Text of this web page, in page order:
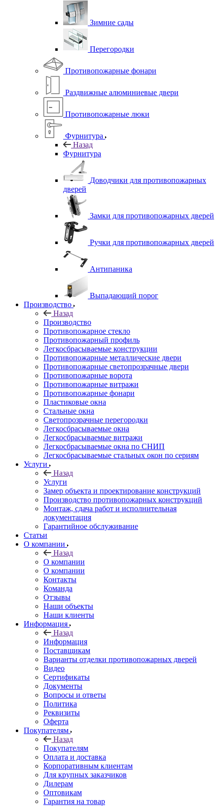
Зимние сады
Перегородки
Противопожарные фонари
Раздвижные алюминиевые двери
Противопожарные люки
Фурнитура
Назад
Фурнитура
Доводчики для противопожарных
дверей
Замки для противопожарных дверей
Ручки для противопожарных дверей
Антипаника
Выпадающий порог
Производство
Назад
Производство
Противопожарное стекло
Противопожарный профиль
Легкосбрасываемые конструкции
Противопожарные металлические двери
Противопожарные светопрозрачные двери
Противопожарные ворота
Противопожарные витражи
Противопожарные фонари
Пластиковые окна
Стальные окна
Светопрозрачные перегородки
Легкосбрасываемые окна
Легкосбрасываемые витражи
Легкосбрасываемые окна по СНИП
Легкосбрасываемые стальных окон по сериям
Услуги
Назад
Услуги
Замер объекта и проектирование конструкций
Производство противопожарных конструкций
Монтаж, сдача работ и исполнительная
документация
Гарантийное обслуживание
Статьи
О компании
Назад
О компании
О компании
Контакты
Команда
Отзывы
Наши объекты
Наши клиенты
Информация
Назад
Информация
Поставщикам
Варианты отделки противопожарных дверей
Видео
Сертификаты
Документы
Вопросы и ответы
Политика
Реквизиты
Оферта
Покупателям
Назад
Покупателям
Оплата и доставка
Корпоративным клиентам
Для крупных заказчиков
Дилерам
Оптовикам
Гарантия на товар